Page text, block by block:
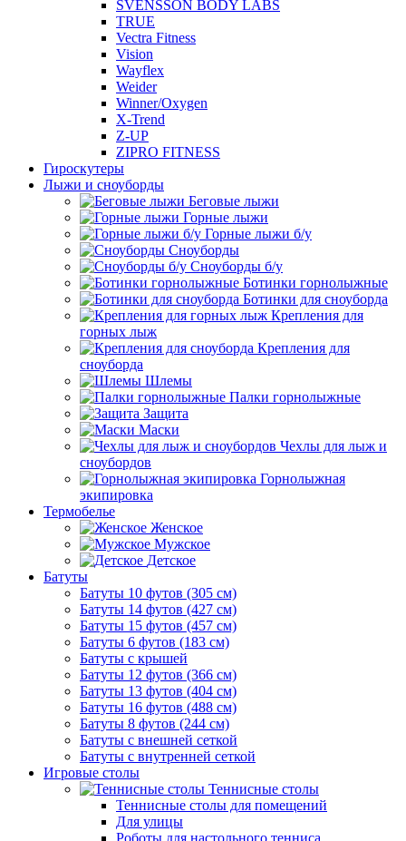
SVENSSON BODY LABS
TRUE
Vectra Fitness
Vision
Wayflex
Weider
Winner/Oxygen
X-Trend
Z-UP
ZIPRO FITNESS
Гироскутеры
Лыжи и сноуборды
Беговые лыжи
Горные лыжи
Горные лыжи б/у
Сноуборды
Сноуборды б/у
Ботинки горнолыжные
Ботинки для сноуборда
Крепления для
горных лыж
Крепления для
сноуборда
Шлемы
Палки горнолыжные
Защита
Маски
Чехлы для лыж и
сноубордов
Горнолыжная
экипировка
Термобелье
Женское
Мужское
Детское
Батуты
Батуты 10 футов (305 см)
Батуты 14 футов (427 см)
Батуты 15 футов (457 см)
Батуты 6 футов (183 см)
Батуты с крышей
Батуты 12 футов (366 см)
Батуты 13 футов (404 см)
Батуты 16 футов (488 см)
Батуты 8 футов (244 см)
Батуты с внешней сеткой
Батуты с внутренней сеткой
Игровые столы
Теннисные столы
Теннисные столы для помещений
Для улицы
Роботы для настольного тенниса